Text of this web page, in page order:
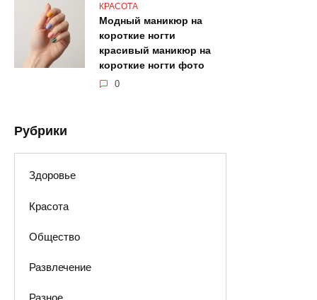
КРАСОТА
Модный маникюр на
короткие ногти
красивый маникюр на
короткие ногти фото
0
Рубрики
Здоровье
Красота
Общество
Развлечение